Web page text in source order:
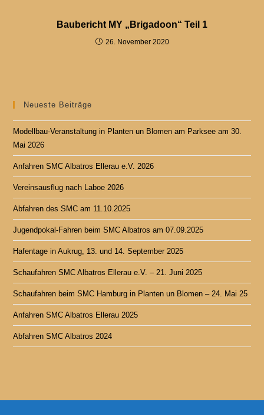
Baubericht MY „Brigadoon“ Teil 1
26. November 2020
Neueste Beiträge
Modellbau-Veranstaltung in Planten un Blomen am Parksee am 30.
Mai 2026
Anfahren SMC Albatros Ellerau e.V. 2026
Vereinsausflug nach Laboe 2026
Abfahren des SMC am 11.10.2025
Jugendpokal-Fahren beim SMC Albatros am 07.09.2025
Hafentage in Aukrug, 13. und 14. September 2025
Schaufahren SMC Albatros Ellerau e.V. – 21. Juni 2025
Schaufahren beim SMC Hamburg in Planten un Blomen – 24. Mai 25
Anfahren SMC Albatros Ellerau 2025
Abfahren SMC Albatros 2024